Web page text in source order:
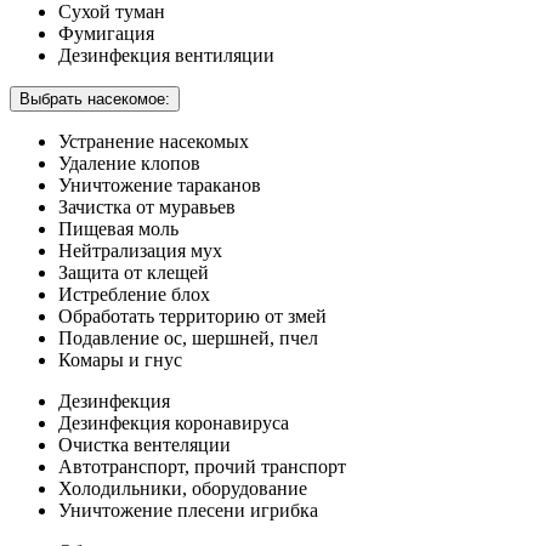
Сухой туман
Фумигация
Дезинфекция вентиляции
Выбрать насекомое:
Устранение насекомых
Удаление клопов
Уничтожение тараканов
Зачистка от муравьев
Пищевая моль
Нейтрализация мух
Защита от клещей
Истребление блох
Обработать территорию от змей
Подавление ос, шершней, пчел
Комары и гнус
Дезинфекция
Дезинфекция коронавируса
Очистка вентеляции
Автотранспорт, прочий транспорт
Холодильники, оборудование
Уничтожение плесени игрибка